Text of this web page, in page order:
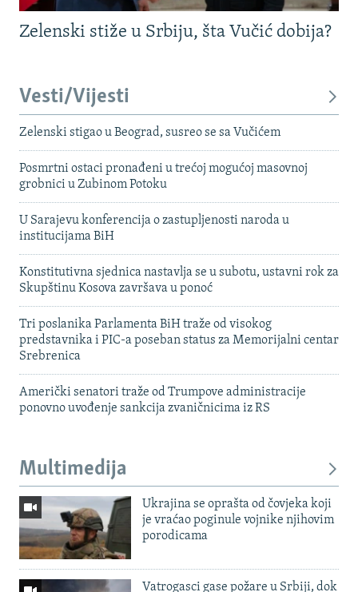
Zelenski stiže u Srbiju, šta Vučić dobija?
Vesti/Vijesti
Zelenski stigao u Beograd, susreo se sa Vučićem
Posmrtni ostaci pronađeni u trećoj mogućoj masovnoj
grobnici u Zubinom Potoku
U Sarajevu konferencija o zastupljenosti naroda u
institucijama BiH
Konstitutivna sjednica nastavlja se u subotu, ustavni rok za
Skupštinu Kosova završava u ponoć
Tri poslanika Parlamenta BiH traže od visokog
predstavnika i PIC-a poseban status za Memorijalni centar
Srebrenica
Američki senatori traže od Trumpove administracije
ponovno uvođenje sankcija zvaničnicima iz RS
Multimedija
Ukrajina se oprašta od čovjeka koji
je vraćao poginule vojnike njihovim
porodicama
Vatrogasci gase požare u Srbiji, dok